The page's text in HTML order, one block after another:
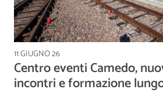
11 GIUGNO 26
Centro eventi Camedo,
incontri e formazione